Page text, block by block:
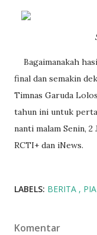
Bagaimanakah
final dan semakin
Timnas Garuda
tahun ini untuk
nanti malam Senin, 2
RCTI+ dan iNews.
LABELS: BERITA
Komentar